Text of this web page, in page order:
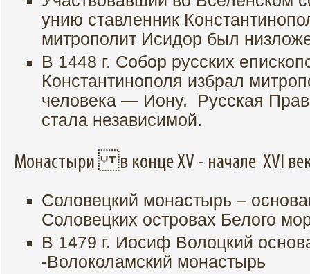
унию ставленник
митрополит Исидор был
В 1448 г. Собор русских
Константинополя избрал
человека — Иону. Русская
стала независимой.
Монастыри в конце XV - начале XVI
Соловецкий монастырь –
Соловецких островах Белого
В 1479 г. Иосиф Волоцкий
-Волоколамский монастырь